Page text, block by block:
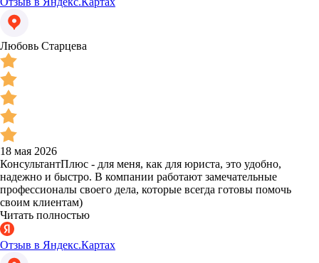
Любовь Старцева
18 мая 2026
КонсультантПлюс - для меня, как для юриста, это удобно,
надежно и быстро. В компании работают замечательные
профессионалы своего дела, которые всегда готовы помочь
своим клиентам)
Читать полностью
Отзыв в Яндекс.Картах